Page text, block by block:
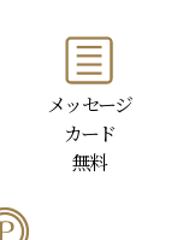
メッセージ
カード
無料